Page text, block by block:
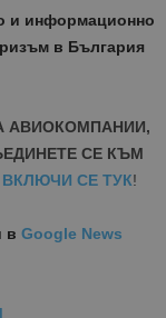
и информационно
в България
АВИОКОМПАНИИ,
СЕ КЪМ
ВКЛЮЧИ СЕ ТУК!
в Google News